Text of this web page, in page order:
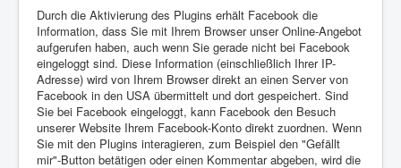
Durch die Aktivierung des Plugins erhält Facebook die
Information, dass Sie mit Ihrem Browser unser Online-Angebot
aufgerufen haben, auch wenn Sie gerade nicht bei Facebook
eingeloggt sind. Diese Information (einschließlich Ihrer IP-
Adresse) wird von Ihrem Browser direkt an einen Server von
Facebook in den USA übermittelt und dort gespeichert. Sind
Sie bei Facebook eingeloggt, kann Facebook den Besuch
unserer Website Ihrem Facebook-Konto direkt zuordnen. Wenn
Sie mit den Plugins interagieren, zum Beispiel den "Gefällt
mir"-Button betätigen oder einen Kommentar abgeben, wird die